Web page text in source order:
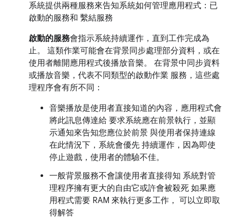
系統提供兩種服務來告知系統如何管理應用程式：已
啟動的服務和 繫結服務
啟動的服務會指示系統持續運作，直到工作完成為
止。 這類作業可能會在背景同步處理部分資料，或在
使用者離開應用程式後播放音樂。 在背景中同步資料
或播放音樂，代表不同類型的啟動作業 服務，這些處
理程序會有所不同：
音樂播放是使用者直接知道的內容，應用程式會
將此訊息傳達給 要求系統應在前景執行，並顯
示通知來告知您應位於前景 與使用者保持連線
在此情況下，系統會優先 持續運作，因為即使
停止遊戲，使用者的體驗不佳。
一般背景服務不會讓使用者直接得知 系統對管
理程序擁有更大的自由它或許會被殺死 如果應
用程式需要 RAM 來執行更多工作， 可以立即取
得解答